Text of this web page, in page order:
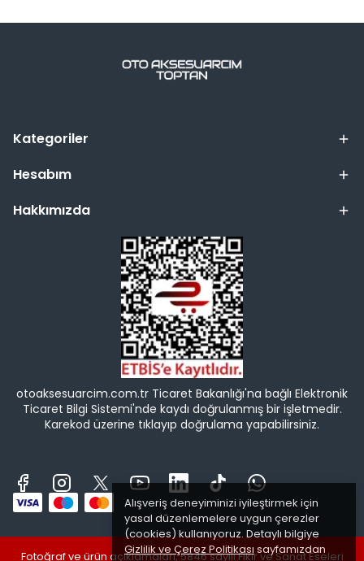
Alışveriş deneyiminizi iyileştirmek için
yasal düzenlemelere uygun çerezler
(cookies) kullanıyoruz. Detaylı bilgiye
Gizlilik ve Çerez Politikası sayfamızdan
Kategoriler
Hesabım
Hakkımızda
otoaksesuarcim.com.tr Ticaret Bakanlığı'na bağlı Elektronik
Ticaret Bilgi Sistemi'nde kaydı doğrulanmış bir işletmedir.
Karekod üzerine tıklayıp doğrulama yapabilirsiniz.
Fotoğraf ve ürün açıklamaları, 5846 sayılı Fikir ve Sanat Eseleri